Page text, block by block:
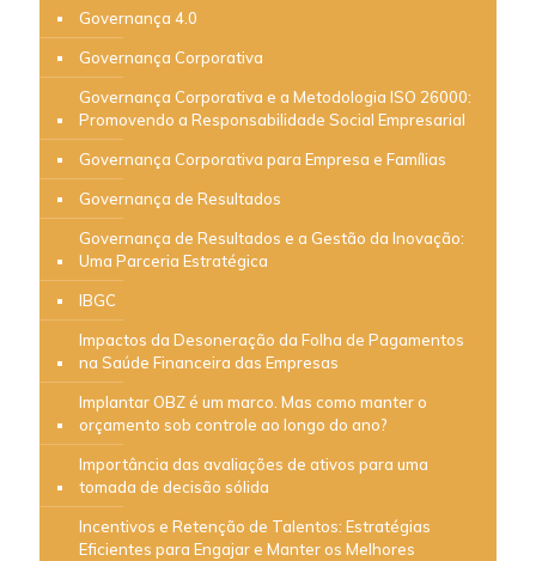
Governança 4.0
Governança Corporativa
Governança Corporativa e a Metodologia ISO 26000:
Promovendo a Responsabilidade Social Empresarial
Governança Corporativa para Empresa e Famílias
Governança de Resultados
Governança de Resultados e a Gestão da Inovação:
Uma Parceria Estratégica
IBGC
Impactos da Desoneração da Folha de Pagamentos
na Saúde Financeira das Empresas
Implantar OBZ é um marco. Mas como manter o
orçamento sob controle ao longo do ano?
Importância das avaliações de ativos para uma
tomada de decisão sólida
Incentivos e Retenção de Talentos: Estratégias
Eficientes para Engajar e Manter os Melhores